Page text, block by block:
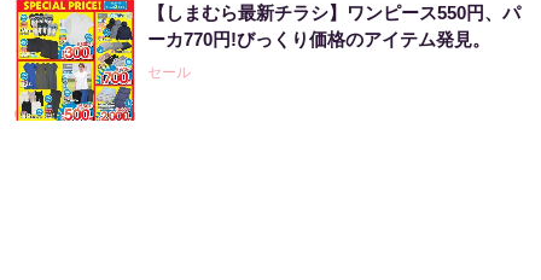
【しまむら最新チラシ】ワンピース550円、パ
ーカ770円!びっくり価格のアイテム発見。
セール